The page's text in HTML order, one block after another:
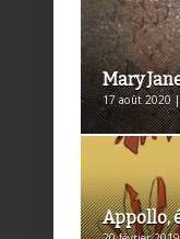
Mary
17 août 2020 |
Appollo,